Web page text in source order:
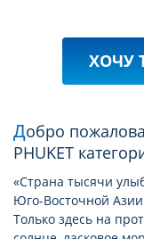
ХОЧУ
Добро пожаловать в люкс-отель BANYAN TREE
PHUKET
«Страна тысячи
Юго-Восточной
Только здесь на